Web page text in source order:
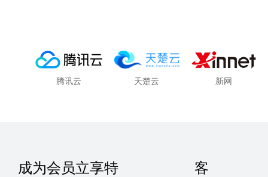
腾讯云 天楚云 新网
成为会员立享特
客